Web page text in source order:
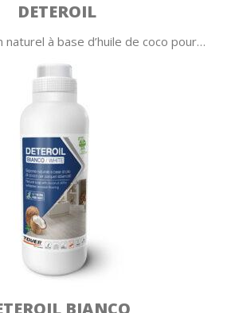
DETEROIL
naturel à base d’huile de coco pour…